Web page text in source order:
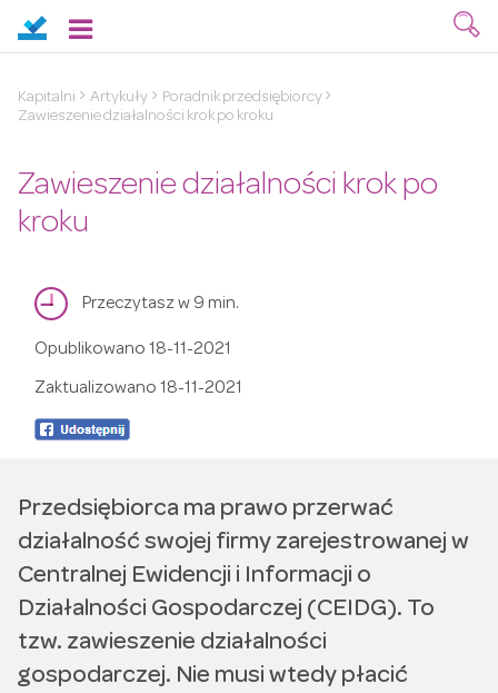
Kapitalni Artykuły
Poradnik przedsiębiorcy
Zawieszenie działalności krok po kroku
Zawieszenie działalności krok po
kroku
Przeczytasz w 9 min.
Opublikowano 18-11-2021
Zaktualizowano 18-11-2021
Przedsiębiorca ma prawo przerwać
działalność swojej firmy zarejestrowanej w
Centralnej Ewidencji i Informacji o
Działalności Gospodarczej (CEIDG). To
tzw. zawieszenie działalności
gospodarczej. Nie musi wtedy płacić